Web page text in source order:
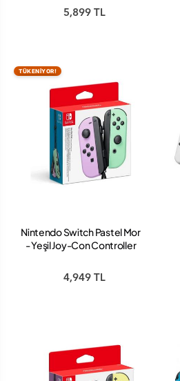
5,899 TL
TÜKENİYOR!
Nintendo Switch Pastel Mor
- Yeşil Joy-Con Controller
4,949 TL